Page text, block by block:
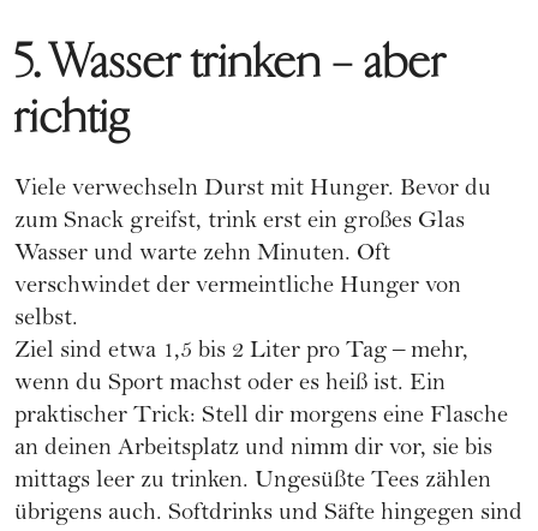
5. Wasser trinken – aber
richtig
Viele verwechseln Durst mit Hunger. Bevor du
zum Snack greifst, trink erst ein großes Glas
Wasser und warte zehn Minuten. Oft
verschwindet der vermeintliche Hunger von
selbst.
Ziel sind etwa 1,5 bis 2 Liter pro Tag – mehr,
wenn du Sport machst oder es heiß ist. Ein
praktischer Trick: Stell dir morgens eine Flasche
an deinen Arbeitsplatz und nimm dir vor, sie bis
mittags leer zu trinken. Ungesüßte Tees zählen
übrigens auch. Softdrinks und Säfte hingegen sind